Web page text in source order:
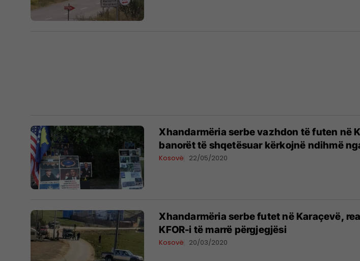
​Xhandarmëria serbe vazhdon të futen në
banorët të shqetësuar kërkojnë ndihmë
Kosovë 22/05/2020
Xhandarmëria serbe futet në Karaçevë,
KFOR-i të marrë përgjegjësi
Kosovë 20/03/2020